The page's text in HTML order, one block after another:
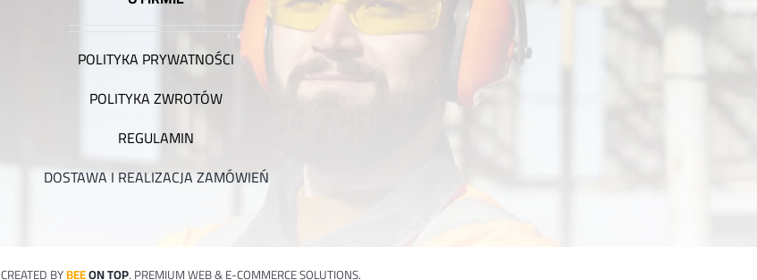
POLITYKA PRYWATNOŚCI
POLITYKA ZWROTÓW
REGULAMIN
DOSTAWA I REALIZACJA ZAMÓWIEŃ
CREATED BYBEEON TOP. PREMIUM WEB & E-COMMERCE SOLUTIONS.